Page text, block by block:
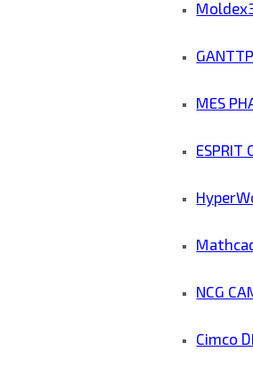
MES
ESPRIT
NCG
Cimco